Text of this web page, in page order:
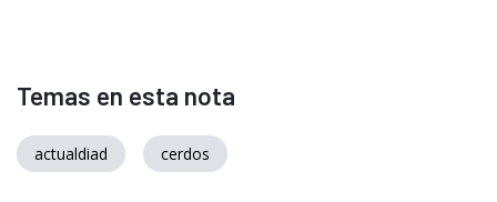
Temas en esta nota
actualdiad cerdos